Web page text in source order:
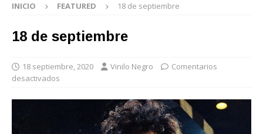
INICIO FEATURED 18 de septiembre
18 de septiembre
18 septiembre, 2020 Vinilo Negro
Comentarios
desactivados